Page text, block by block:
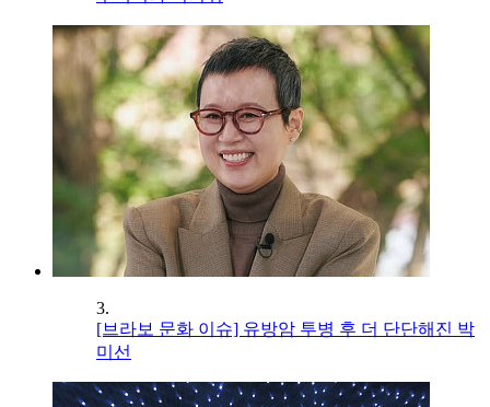
3.
[브라보 문화 이슈] 유방암 투병 후 더 단단해진 박
미선